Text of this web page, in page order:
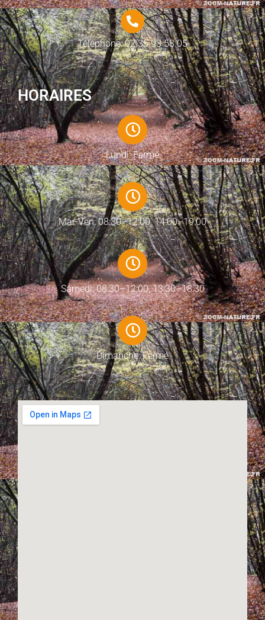
Téléphone: 02 35 93 58 05
HORAIRES
Lundi: Fermé
Mar-Ven: 08:30–12:00, 14:00–19:00
Samedi: 08:30–12:00, 13:30–18:30
Dimanche: Fermé